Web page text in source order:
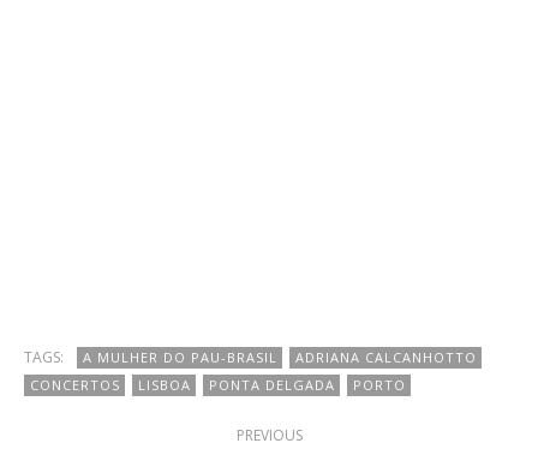
TAGS: A MULHER DO PAU-BRASIL
ADRIANA CALCANHOTTO
CONCERTOS
LISBOA PONTA DELGADA PORTO
PREVIOUS